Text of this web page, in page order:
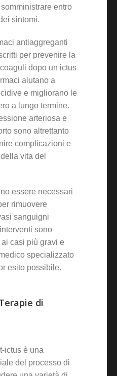
entro
sintomi.
antiaggreganti
per prevenire la
dopo un ictus
aiutano a
e migliorano le
a lungo termine.
arteriosa e
sono altrettanto
complicazioni e
vita del
essere necessari
rimuovere
sanguigni
sono
casi più gravi e
specializzato
esito possibile.
di
ictus è una
del processo di